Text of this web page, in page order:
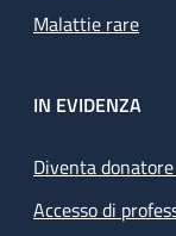
Malattie rare
IN EVIDENZA
Diventa
Accesso di